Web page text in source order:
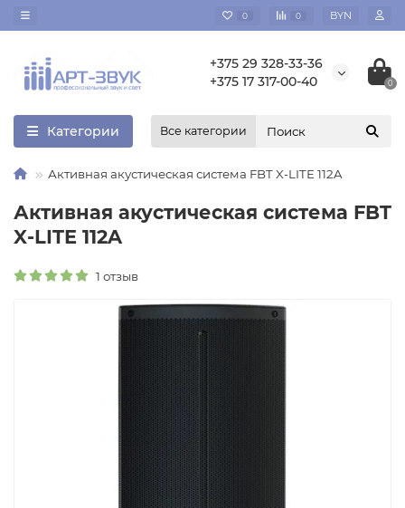
0 0 BYN
+375 29 328-33-36
+375 17 317-00-40
0
Категории Все категории
Активная акустическая система FBT X-LITE 112A
Активная акустическая система FBT
X-LITE 112A
1 отзыв